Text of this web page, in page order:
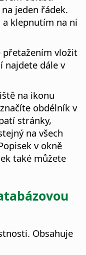
jeden řádek.
klepnutím na ni
vložit
najdete dále v
na ikonu
obdélník v
stránky,
na všech
v okně
také můžete
Obsahuje